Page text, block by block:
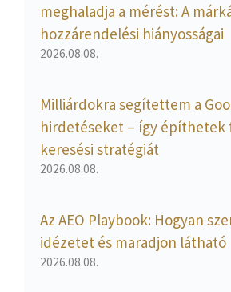
meghaladja a mérést: A
hozzárendelési hiányosságai
2026.08.08.
Milliárdokra segítettem a
hirdetéseket – így építhetek
keresési stratégiát
2026.08.08.
Az AEO Playbook: Hogyan
idézetet és maradjon látható
2026.08.08.